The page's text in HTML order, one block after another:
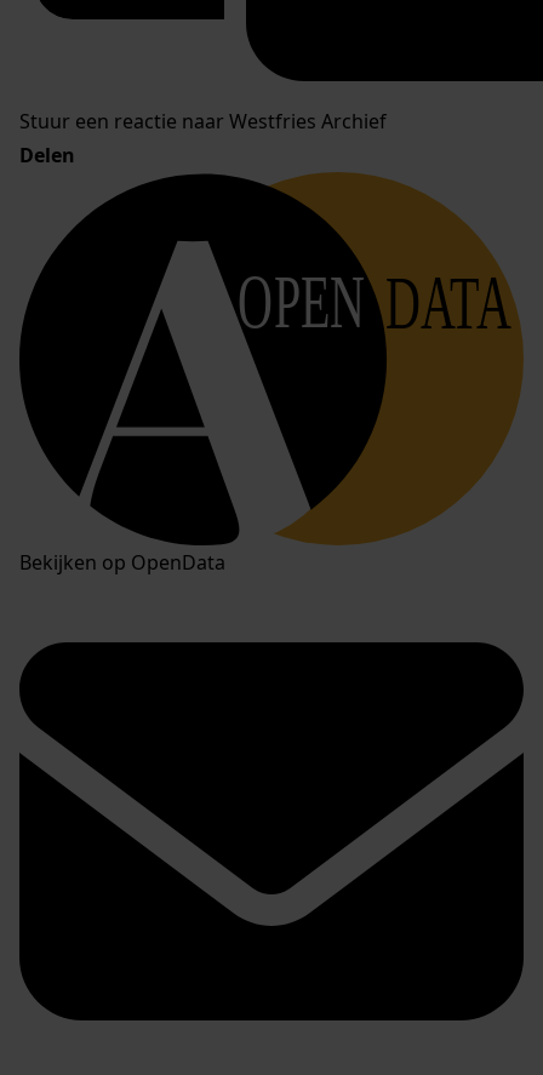
Stuur een reactie naar Westfries Archief
Delen
OPEN DATA
Bekijken op OpenData